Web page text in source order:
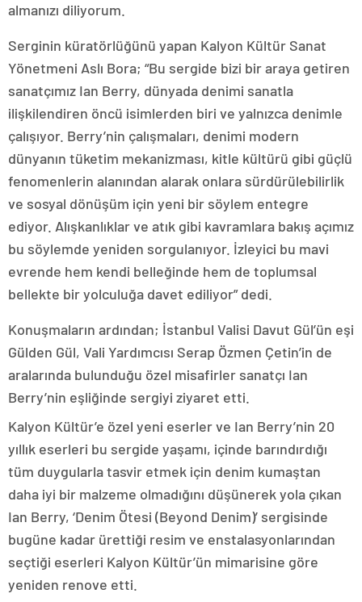
almanızı diliyorum.
Serginin küratörlüğünü yapan Kalyon Kültür Sanat
Yönetmeni Aslı Bora; “Bu sergide bizi bir araya getiren
sanatçımız Ian Berry, dünyada denimi sanatla
ilişkilendiren öncü isimlerden biri ve yalnızca denimle
çalışıyor. Berry’nin çalışmaları, denimi modern
dünyanın tüketim mekanizması, kitle kültürü gibi güçlü
fenomenlerin alanından alarak onlara sürdürülebilirlik
ve sosyal dönüşüm için yeni bir söylem entegre
ediyor. Alışkanlıklar ve atık gibi kavramlara bakış açımız
bu söylemde yeniden sorgulanıyor. İzleyici bu mavi
evrende hem kendi belleğinde hem de toplumsal
bellekte bir yolculuğa davet ediliyor” dedi.
Konuşmaların ardından; İstanbul Valisi Davut Gül’ün eşi
Gülden Gül, Vali Yardımcısı Serap Özmen Çetin’in de
aralarında bulunduğu özel misafirler sanatçı Ian
Berry’nin eşliğinde sergiyi ziyaret etti.
Kalyon Kültür’e özel yeni eserler ve Ian Berry’nin 20
yıllık eserleri bu sergide yaşamı, içinde barındırdığı
tüm duygularla tasvir etmek için denim kumaştan
daha iyi bir malzeme olmadığını düşünerek yola çıkan
Ian Berry, ‘Denim Ötesi (Beyond Denim)’ sergisinde
bugüne kadar ürettiği resim ve enstalasyonlarından
seçtiği eserleri Kalyon Kültür’ün mimarisine göre
yeniden renove etti.